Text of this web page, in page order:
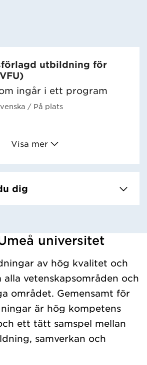
utbildning för
ingår i ett program
/ På plats
Visa mer
dig
universitet
av hög kvalitet och
vetenskapsområden och
området. Gemensamt för
är hög kompetens
ett tätt samspel mellan
samverkan och